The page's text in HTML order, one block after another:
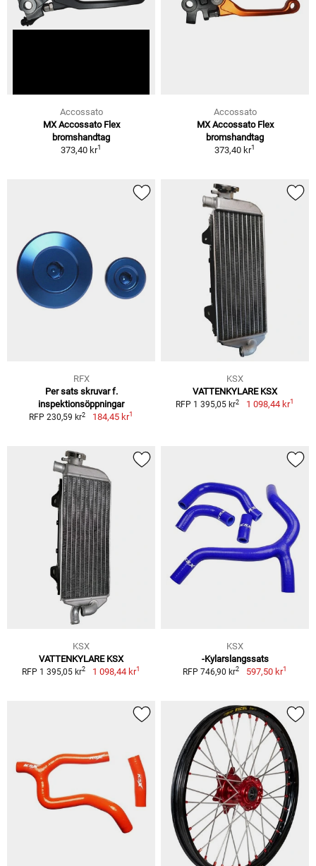
Accossato
MX Accossato Flex
bromshandtag
373,40 kr1
Accossato
MX Accossato Flex
bromshandtag
373,40 kr1
RFX
Per sats skruvar f.
inspektionsöppningar
RFP 230,59 kr2 184,45 kr1
KSX
VATTENKYLARE KSX
RFP 1 395,05 kr2 1 098,44 kr1
KSX
VATTENKYLARE KSX
RFP 1 395,05 kr2 1 098,44 kr1
KSX
-Kylarslangssats
RFP 746,90 kr2 597,50 kr1